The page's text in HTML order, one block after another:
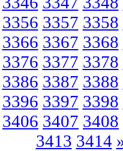
3356 3357 3358
3366 3367 3368
3376 3377 3378
3386 3387 3388
3396 3397 3398
3406 3407 3408
3413 3414